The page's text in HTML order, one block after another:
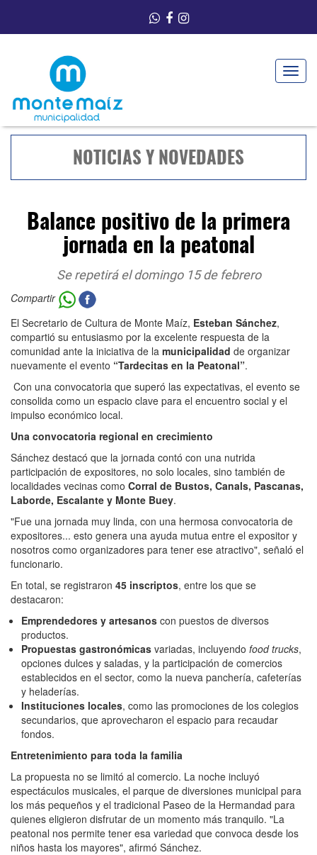
Toggle
NOTICIAS Y NOVEDADES
Balance positivo de la primera
jornada en la peatonal
Se repetirá el domingo 15 de febrero
Compartir
El Secretario de Cultura de Monte Maíz, Esteban Sánchez,
compartió su entusiasmo por la excelente respuesta de la
comunidad ante la iniciativa de la municipalidad de organizar
nuevamente el evento “Tardecitas en la Peatonal”.
Con una convocatoria que superó las expectativas, el evento se
consolida como un espacio clave para el encuentro social y el
impulso económico local.
Una convocatoria regional en crecimiento
Sánchez destacó que la jornada contó con una nutrida
participación de expositores, no solo locales, sino también de
localidades vecinas como Corral de Bustos, Canals, Pascanas,
Laborde, Escalante y Monte Buey.
"Fue una jornada muy linda, con una hermosa convocatoria de
expositores... esto genera una ayuda mutua entre el expositor y
nosotros como organizadores para tener ese atractivo", señaló el
funcionario.
En total, se registraron 45 inscriptos, entre los que se
destacaron:
Emprendedores y artesanos con puestos de diversos
productos.
Propuestas gastronómicas variadas, incluyendo food trucks,
opciones dulces y saladas, y la participación de comercios
establecidos en el sector, como la nueva panchería, cafeterías
y heladerías.
Instituciones locales, como las promociones de los colegios
secundarios, que aprovecharon el espacio para recaudar
fondos.
Entretenimiento para toda la familia
La propuesta no se limitó al comercio. La noche incluyó
espectáculos musicales, el parque de diversiones municipal para
los más pequeños y el tradicional Paseo de la Hermandad para
quienes eligieron disfrutar de un momento más tranquilo. "La
peatonal nos permite tener esa variedad que convoca desde los
niños hasta los mayores", afirmó Sánchez.